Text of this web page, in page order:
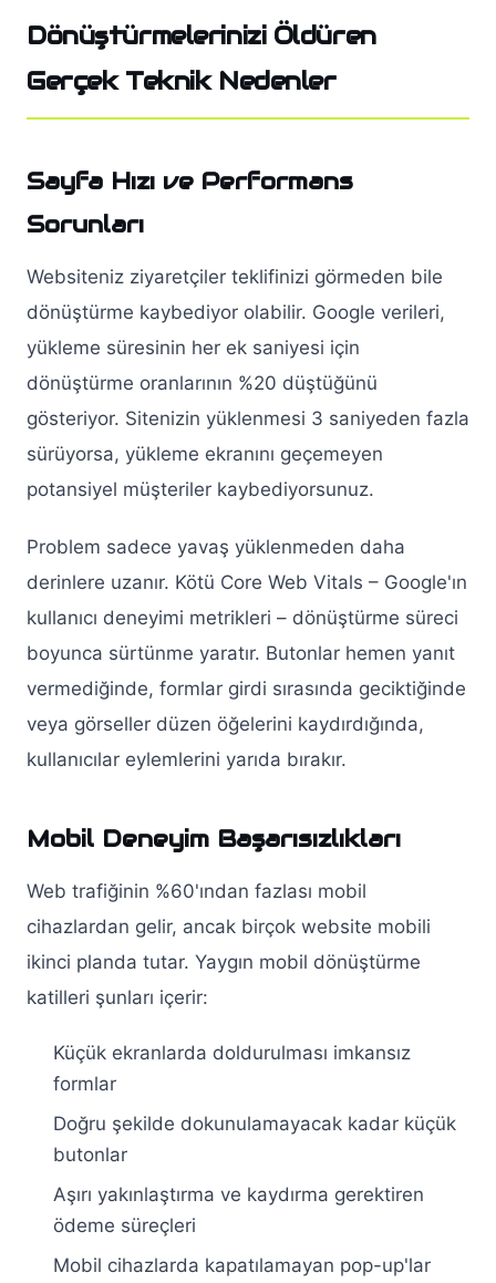
Dönüştürmelerinizi Öldüren
Gerçek Teknik Nedenler
Sayfa Hızı ve Performans
Sorunları
Websiteniz ziyaretçiler teklifinizi görmeden bile
dönüştürme kaybediyor olabilir. Google verileri,
yükleme süresinin her ek saniyesi için
dönüştürme oranlarının %20 düştüğünü
gösteriyor. Sitenizin yüklenmesi 3 saniyeden fazla
sürüyorsa, yükleme ekranını geçemeyen
potansiyel müşteriler kaybediyorsunuz.
Problem sadece yavaş yüklenmeden daha
derinlere uzanır. Kötü Core Web Vitals – Google'ın
kullanıcı deneyimi metrikleri – dönüştürme süreci
boyunca sürtünme yaratır. Butonlar hemen yanıt
vermediğinde, formlar girdi sırasında geciktiğinde
veya görseller düzen öğelerini kaydırdığında,
kullanıcılar eylemlerini yarıda bırakır.
Mobil Deneyim Başarısızlıkları
Web trafiğinin %60'ından fazlası mobil
cihazlardan gelir, ancak birçok website mobili
ikinci planda tutar. Yaygın mobil dönüştürme
katilleri şunları içerir:
Küçük ekranlarda doldurulması imkansız
formlar
Doğru şekilde dokunulamayacak kadar küçük
butonlar
Aşırı yakınlaştırma ve kaydırma gerektiren
ödeme süreçleri
Mobil cihazlarda kapatılamayan pop-up'lar